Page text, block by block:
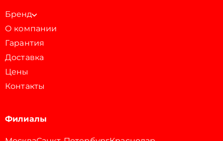
Бренд
О компании
Гарантия
Доставка
Цены
Контакты
Филиалы